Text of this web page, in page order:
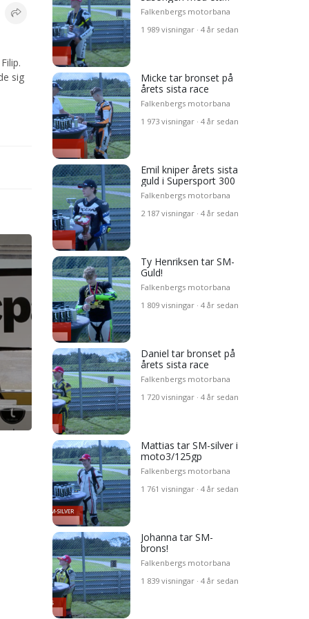
SM-brons
Falkenbergs motorbana
1 989 visningar · 4 år sedan
Micke tar bronset på
årets sista race
Falkenbergs motorbana
1 973 visningar · 4 år sedan
Emil kniper årets sista
guld i Supersport 300
Falkenbergs motorbana
2 187 visningar · 4 år sedan
Ty Henriksen tar SM-
Guld!
Falkenbergs motorbana
1 809 visningar · 4 år sedan
Daniel tar bronset på
årets sista race
Falkenbergs motorbana
1 720 visningar · 4 år sedan
Mattias tar SM-silver i
moto3/125gp
Falkenbergs motorbana
1 761 visningar · 4 år sedan
Johanna tar SM-
brons!
Falkenbergs motorbana
1 839 visningar · 4 år sedan
sista
i
sig